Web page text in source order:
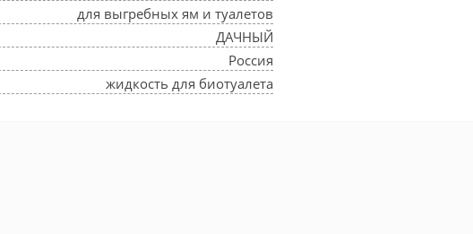
для выгребных ям и туалетов
ДАЧНЫЙ
Россия
жидкость для биотуалета